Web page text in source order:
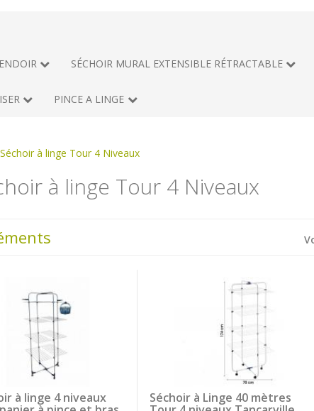
SÉCHOIR MURAL EXTENSIBLE RÉTRACTABLE
PINCE A LINGE
Séchoir à linge Tour 4 Niveaux
à linge Tour 4 Niveaux
à linge 4 niveaux Séchoir à Linge 40 mètres